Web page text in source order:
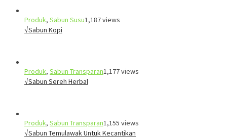
Produk, Sabun Susu1,187 views
√Sabun Kopi
Produk, Sabun Transparan1,177 views
√Sabun Sereh Herbal
Produk, Sabun Transparan1,155 views
√Sabun Temulawak Untuk Kecantikan